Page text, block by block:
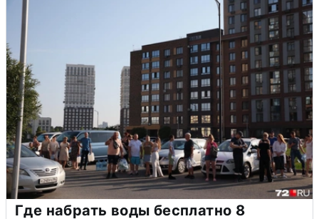
Где набрать воды бесплатно 8